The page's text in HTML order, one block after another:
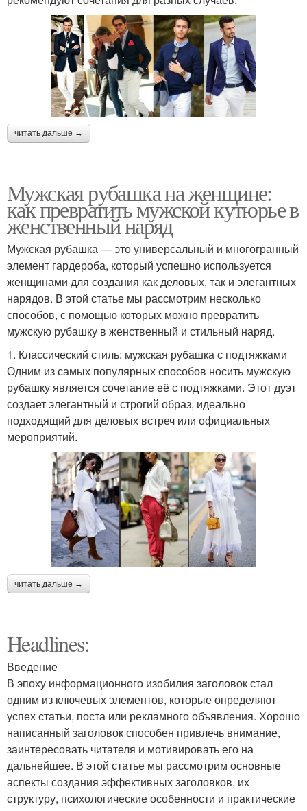
читать дальше →
Мужская рубашка на женщине:
как превратить мужской кутюрье в
женственный наряд
Мужская рубашка — это универсальный и многогранный
элемент гардероба, который успешно используется
женщинами для создания как деловых, так и элегантных
нарядов. В этой статье мы рассмотрим несколько
способов, с помощью которых можно превратить
мужскую рубашку в женственный и стильный наряд.
1. Классический стиль: мужская рубашка с подтяжками
Одним из самых популярных способов носить мужскую
рубашку является сочетание её с подтяжками. Этот дуэт
создает элегантный и строгий образ, идеально
подходящий для деловых встреч или официальных
мероприятий.
читать дальше →
Headlines:
Введение
В эпоху информационного изобилия заголовок стал
одним из ключевых элементов, которые определяют
успех статьи, поста или рекламного объявления. Хорошо
написанный заголовок способен привлечь внимание,
заинтересовать читателя и мотивировать его на
дальнейшее. В этой статье мы рассмотрим основные
аспекты создания эффективных заголовков, их
структуру, психологические особенности и практические